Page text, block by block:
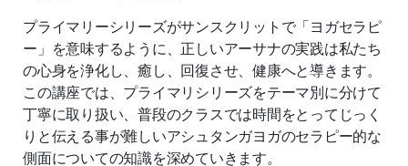
プライマリーシリーズがサンスクリットで「ヨガセラピ
ー」を意味するように、正しいアーサナの実践は私たち
の心身を浄化し、癒し、回復させ、健康へと導きます。
この講座では、プライマリシリーズをテーマ別に分けて
丁寧に取り扱い、普段のクラスでは時間をとってじっく
りと伝える事が難しいアシュタンガヨガのセラピー的な
側面についての知識を深めていきます。